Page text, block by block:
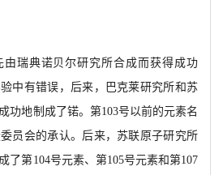
由瑞典诺贝尔研究所合成而获得成功
中有错误，后来 ，巴克莱研究所和苏
功地制成了锘。 第103号以前的元素名
员会的承认。后来，苏联原子研究所
了第 104号元素、第105号元素和第107